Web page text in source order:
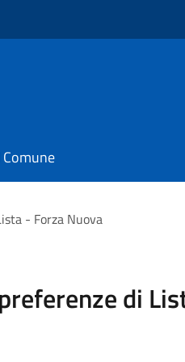
- Forza Nuova
di